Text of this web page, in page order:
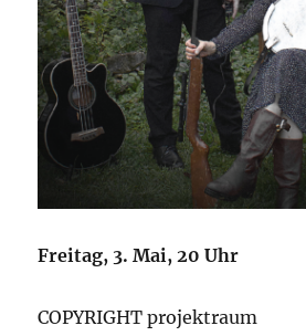
Freitag, 3. Mai, 20 Uhr
COPYRIGHT projektraum